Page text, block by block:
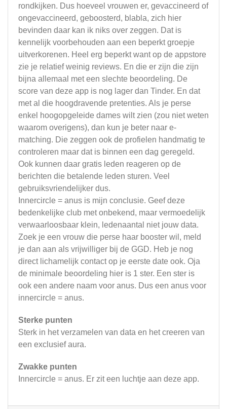
rondkijken. Dus hoeveel vrouwen er, gevaccineerd of
ongevaccineerd, geboosterd, blabla, zich hier
bevinden daar kan ik niks over zeggen. Dat is
kennelijk voorbehouden aan een beperkt groepje
uitverkorenen. Heel erg beperkt want op de appstore
zie je relatief weinig reviews. En die er zijn die zijn
bijna allemaal met een slechte beoordeling. De
score van deze app is nog lager dan Tinder. En dat
met al die hoogdravende pretenties. Als je perse
enkel hoogopgeleide dames wilt zien (zou niet weten
waarom overigens), dan kun je beter naar e-
matching. Die zeggen ook de profielen handmatig te
controleren maar dat is binnen een dag geregeld.
Ook kunnen daar gratis leden reageren op de
berichten die betalende leden sturen. Veel
gebruiksvriendelijker dus.
Innercircle = anus is mijn conclusie. Geef deze
bedenkelijke club met onbekend, maar vermoedelijk
verwaarloosbaar klein, ledenaantal niet jouw data.
Zoek je een vrouw die perse haar booster wil, meld
je dan aan als vrijwilliger bij de GGD. Heb je nog
direct lichamelijk contact op je eerste date ook. Oja
de minimale beoordeling hier is 1 ster. Een ster is
ook een andere naam voor anus. Dus een anus voor
innercircle = anus.
Sterke punten
Sterk in het verzamelen van data en het creeren van
een exclusief aura.
Zwakke punten
Innercircle = anus. Er zit een luchtje aan deze app.